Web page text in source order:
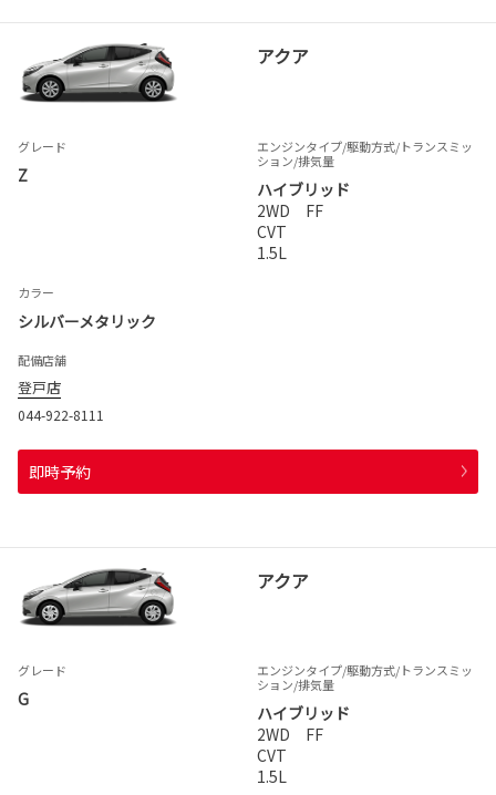
アクア
グレード
Z
エンジンタイプ/駆動方式/トランスミッ
ション/排気量
ハイブリッド
2WD FF
CVT
1.5L
カラー
シルバーメタリック
配備店舗
登戸店
044-922-8111
即時予約
アクア
グレード
G
エンジンタイプ/駆動方式/トランスミッ
ション/排気量
ハイブリッド
2WD FF
CVT
1.5L